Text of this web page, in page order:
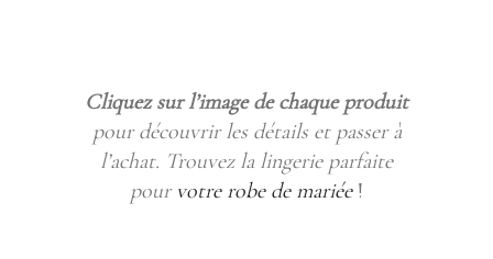
Cliquez sur l’image de chaque produit
pour découvrir les détails et passer à
l’achat. Trouvez la lingerie parfaite
pour votre robe de mariée!